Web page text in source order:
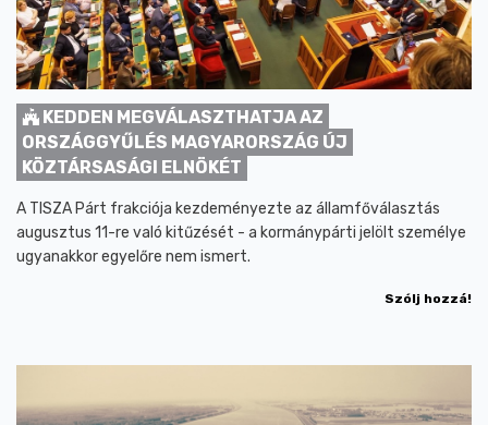
KEDDEN MEGVÁLASZTHATJA AZ
ORSZÁGGYŰLÉS MAGYARORSZÁG ÚJ
KÖZTÁRSASÁGI ELNÖKÉT
A TISZA Párt frakciója kezdeményezte az államfőválasztás
augusztus 11-re való kitűzését - a kormánypárti jelölt személye
ugyanakkor egyelőre nem ismert.
Szólj hozzá!